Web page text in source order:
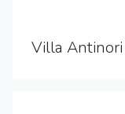
Villa Antinori